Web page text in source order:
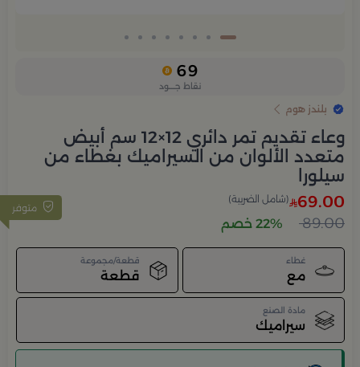
69
نقاط جــــود
بلندز هوم
وعاء تقديم تمر دائري 12×12 سم أبيض
متعدد الألوان من السيراميك بغطاء من
سيلورا
متوفر 69.00 (شامل الضريبة)
89.00 22% خصم
غطاء
مع
قطعة/مجموعة
قطعة
مادة الصنع
سيراميك